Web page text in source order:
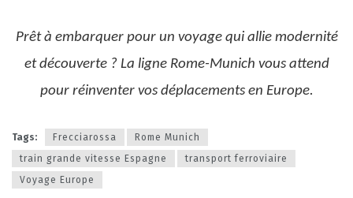
Prêt à embarquer pour un voyage qui allie modernité
et découverte ? La ligne Rome-Munich vous attend
pour réinventer vos déplacements en Europe.
Tags: Frecciarossa
Rome Munich
train grande vitesse Espagne
transport ferroviaire
Voyage Europe